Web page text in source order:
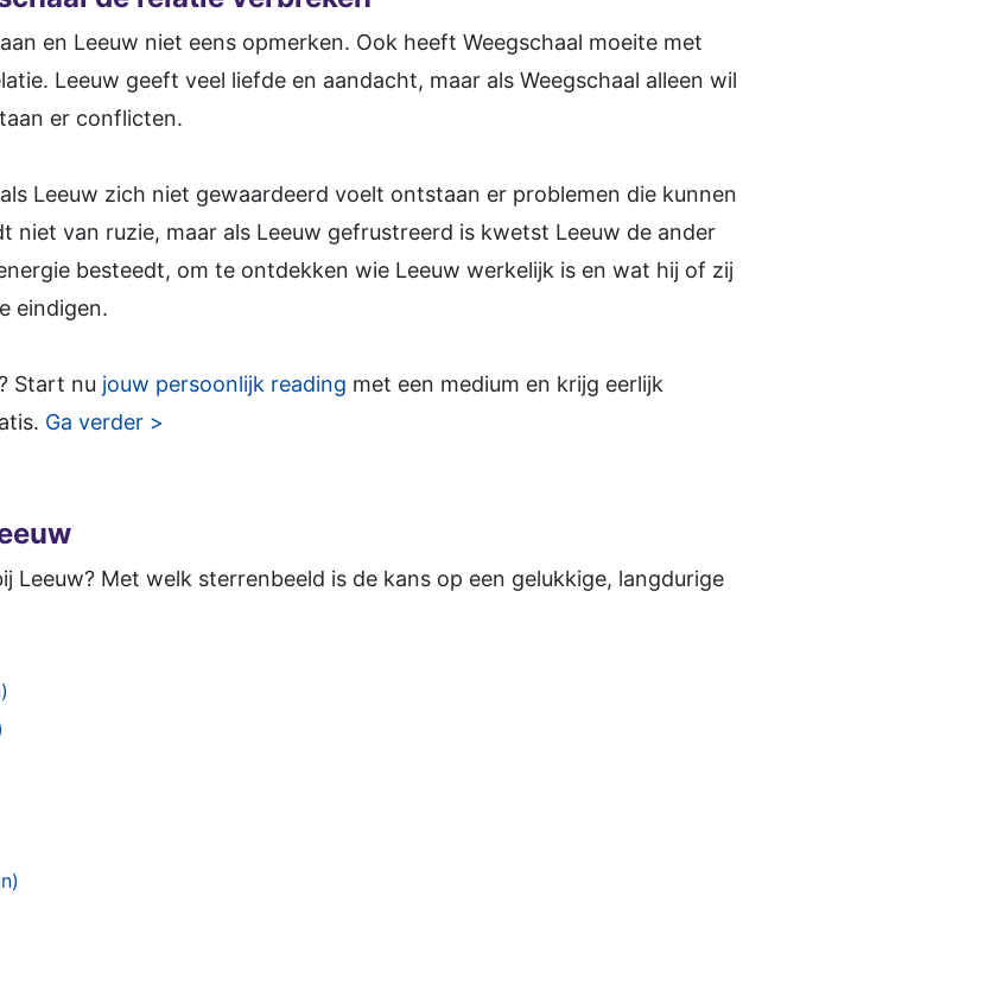
en Leeuw niet eens opmerken. Ook heeft Weegschaal moeite met
Leeuw geeft veel liefde en aandacht, maar als Weegschaal alleen wil
er conflicten.
Leeuw zich niet gewaardeerd voelt ontstaan er problemen die kunnen
niet van ruzie, maar als Leeuw gefrustreerd is kwetst Leeuw de ander
besteedt, om te ontdekken wie Leeuw werkelijk is en wat hij of zij
eindigen.
Start nu jouw persoonlijk reading met een medium en krijg eerlijk
Ga verder >
Leeuw? Met welk sterrenbeeld is de kans op een gelukkige, langdurige